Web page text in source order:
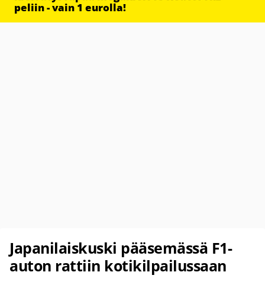
peliin - vain 1 eurolla!
Japanilaiskuski pääsemässä F1-
auton rattiin kotikilpailussaan